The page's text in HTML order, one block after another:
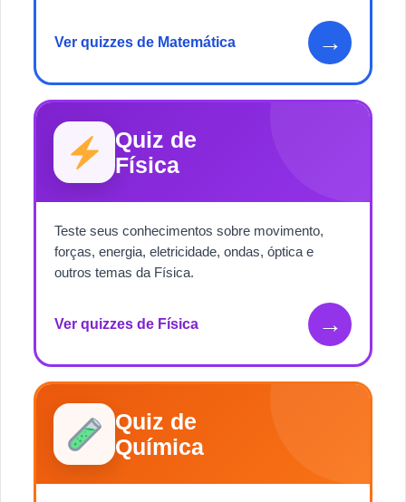
Ver quizzes de Matemática →
Quiz de
Física
Teste seus conhecimentos sobre movimento,
forças, energia, eletricidade, ondas, óptica e
outros temas da Física.
Ver quizzes de Física →
Quiz de
Química